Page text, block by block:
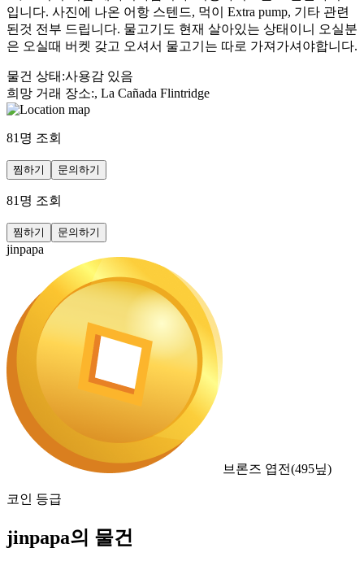
입니다. 사진에 나온 어항 스텐드, 먹이 Extra pump, 기타 관련
된것 전부 드립니다. 물고기도 현재 살아있는 상태이니 오실분
은 오실때 버켓 갖고 오셔서 물고기는 따로 가져가셔야합니다.
물건 상태 :사용감 있음
희망 거래 장소:, La Cañada Flintridge
81 명 조회
찜하기 문의하기
81 명 조회
찜하기 문의하기
jinpapa
브론즈 엽전(495닢)
코인 등급
jinpapa의 물건